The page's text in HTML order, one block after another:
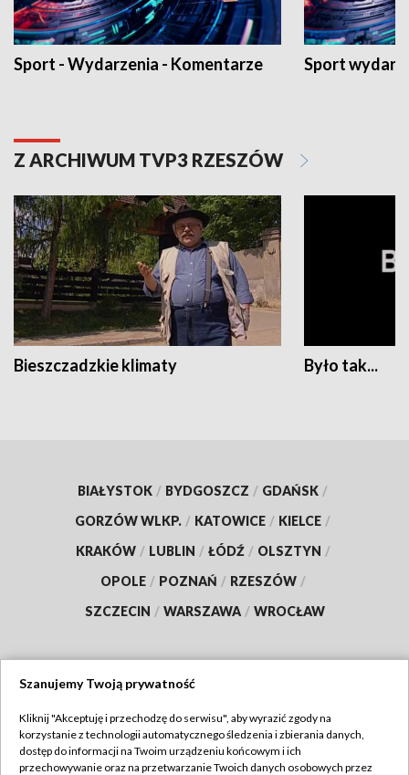
Sport - Wydarzenia - Komentarze Sport
Z ARCHIWUM TVP3 RZESZÓW
Bieszczadzkie klimaty Było tak...
BIAŁYSTOK / BYDGOSZCZ / GDAŃSK /
GORZÓW WLKP. / KATOWICE / KIELCE /
KRAKÓW / LUBLIN / ŁÓDŹ / OLSZTYN /
OPOLE / POZNAŃ / RZESZÓW /
SZCZECIN / WARSZAWA / WROCŁAW
TVP
Abonament TVP
Szanujemy Twoją prywatność
Kliknij "Akceptuję i przechodzę do serwisu", aby wyrazić zgody na
korzystanie z technologii automatycznego śledzenia i zbierania danych,
dostęp do informacji na Twoim urządzeniu końcowym i ich
przechowywanie oraz na przetwarzanie Twoich danych osobowych przez